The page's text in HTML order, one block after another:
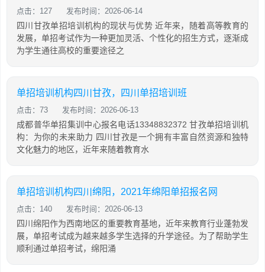
点击：127 发布时间：2026-06-14
四川甘孜单招培训机构的现状与优势 近年来，随着高等教育的
发展，单招考试作为一种更加灵活、个性化的招生方式，逐渐成
为学生通往高校的重要途径之
单招培训机构四川甘孜，四川单招培训班
点击：73 发布时间：2026-06-13
成都普华单招集训中心报名电话13348832372 甘孜单招培训机
构：为你的未来助力 四川甘孜是一个拥有丰富自然资源和独特
文化魅力的地区，近年来随着教育水
单招培训机构四川绵阳，2021年绵阳单招报名网
点击：140 发布时间：2026-06-13
四川绵阳作为西南地区的重要教育基地，近年来教育行业蓬勃发
展，单招考试成为越来越多学生选择的升学途径。为了帮助学生
顺利通过单招考试，绵阳涌